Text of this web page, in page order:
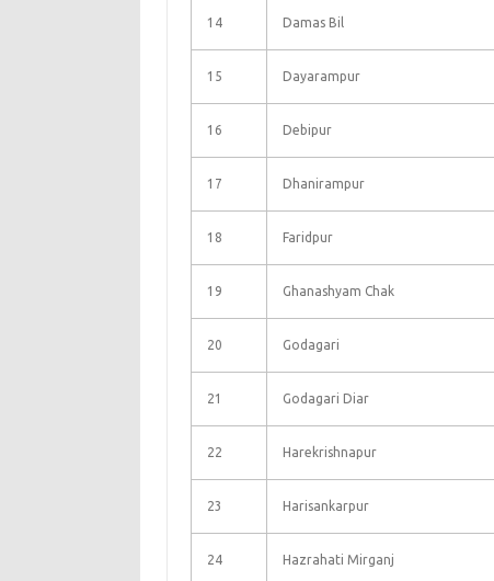
14 Damas Bil
15 Dayarampur
16 Debipur
17 Dhanirampur
18 Faridpur
19 Ghanashyam Chak
20 Godagari
21 Godagari Diar
22 Harekrishnapur
23 Harisankarpur
24 Hazrahati Mirganj